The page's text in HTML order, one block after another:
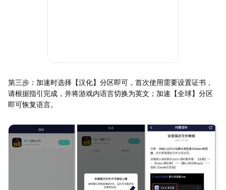
第三步：加速时选择【汉化】分区即可，首次使用需要设置证书，
请根据指引完成，并将游戏内语言切换为英文；加速【全球】分区
即可恢复语言。